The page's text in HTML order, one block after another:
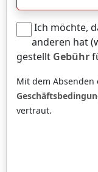
Ich möchte,
anderen hat
gestellt Gebühr
Mit dem
vertraut.